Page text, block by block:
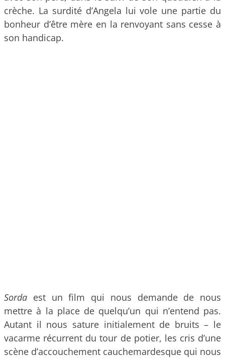
crèche. La surdité d’Angela lui vole une partie du
bonheur d’être mère en la renvoyant sans cesse à
son handicap.
Sorda est un film qui nous demande de nous
mettre à la place de quelqu’un qui n’entend pas.
Autant il nous sature initialement de bruits – le
vacarme récurrent du tour de potier, les cris d’une
scène d’accouchement cauchemardesque qui nous